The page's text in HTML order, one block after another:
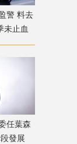
警 料去
未止血
任葉森
發展